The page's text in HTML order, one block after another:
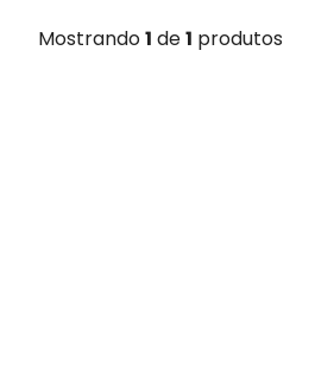
Mostrando1 de1 produtos